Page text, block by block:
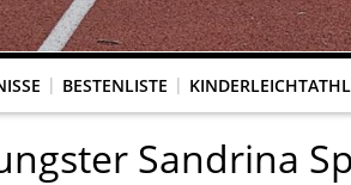
BESTENLISTE
Sandrina